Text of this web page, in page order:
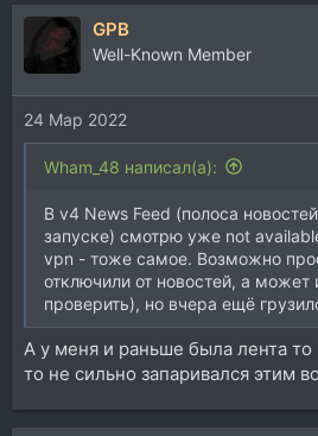
GPB
Well-Known Member
24 Мар 2022
Wham_48 написал(а):
В v4 News Feed (полоса
запуске) смотрю уже not
vpn - тоже самое. Возможно
отключили от новостей, а может
проверить), но вчера ещё
А у меня и раньше была лента то
то не сильно запаривался этим